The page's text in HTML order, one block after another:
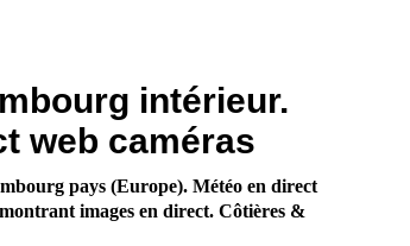
intérieur.
web caméras
pays (Europe). Météo en direct
images en direct. Côtières &